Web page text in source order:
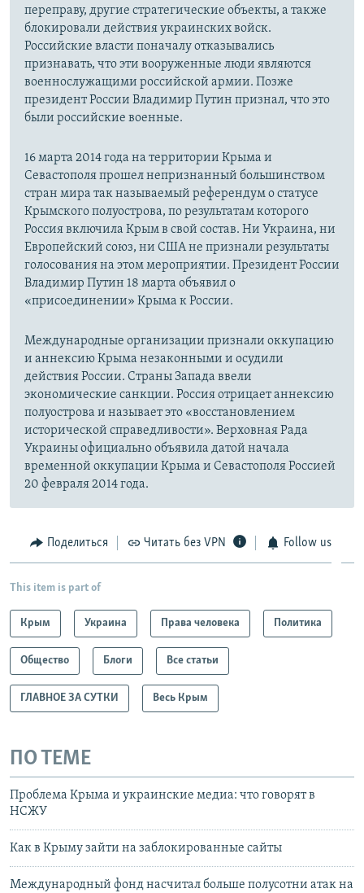
переправу, другие стратегические объекты, а также
блокировали действия украинских войск.
Российские власти поначалу отказывались
признавать, что эти вооруженные люди являются
военнослужащими российской армии. Позже
президент России Владимир Путин признал, что это
были российские военные.
16 марта 2014 года на территории Крыма и
Севастополя прошел непризнанный большинством
стран мира так называемый референдум о статусе
Крымского полуострова, по результатам которого
Россия включила Крым в свой состав. Ни Украина, ни
Европейский союз, ни США не признали результаты
голосования на этом мероприятии. Президент России
Владимир Путин 18 марта объявил о
«присоединении» Крыма к России.
Международные организации признали оккупацию
и аннексию Крыма незаконными и осудили
действия России. Страны Запада ввели
экономические санкции. Россия отрицает аннексию
полуострова и называет это «восстановлением
исторической справедливости». Верховная Рада
Украины официально объявила датой начала
временной оккупации Крыма и Севастополя Россией
20 февраля 2014 года.
Поделиться Читать без VPN Follow us
This item is part of
Крым Украина Права человека Политика
Общество Блоги Все статьи
ГЛАВНОЕ ЗА СУТКИ Весь Крым
ПО ТЕМЕ
Проблема Крыма и украинские медиа: что говорят в
НСЖУ
Как в Крыму зайти на заблокированные сайты
Международный фонд насчитал больше полусотни атак на